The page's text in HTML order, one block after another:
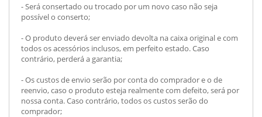
- Será consertado ou trocado por um novo caso não seja
possível o conserto;
- O produto deverá ser enviado devolta na caixa original e com
todos os acessórios inclusos, em perfeito estado. Caso
contrário, perderá a garantia;
- Os custos de envio serão por conta do comprador e o de
reenvio, caso o produto esteja realmente com defeito, será por
nossa conta. Caso contrário, todos os custos serão do
comprador;